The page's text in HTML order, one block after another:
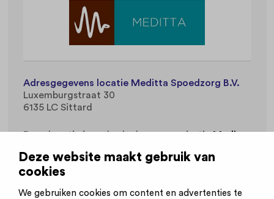
Deze website maakt gebruik van
cookies
We gebruiken cookies om content en advertenties te
Adresgegevens locatie Meditta Spoedzorg B.V.
Luxemburgstraat 30
6135 LC Sittard
Deze locatie is onderdeel van organisatieMeditta
Werkvelden
Eerstelijnszorg